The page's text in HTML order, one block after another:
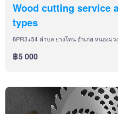
Wood cutting service
types
6PR3+54 ตำบล ยางโทน อำเภอ หนองม่ว
฿5 000